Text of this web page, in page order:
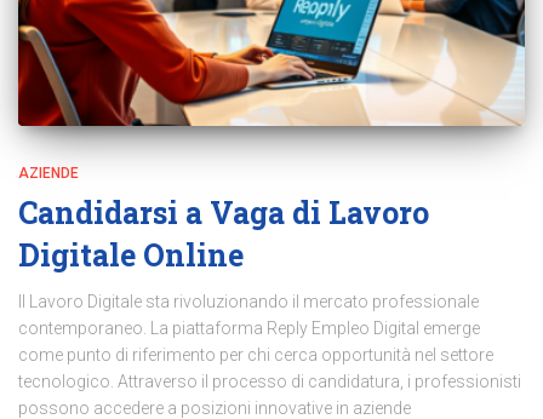
AZIENDE
Candidarsi a Vaga di Lavoro
Digitale Online
Il Lavoro Digitale sta rivoluzionando il mercato professionale
contemporaneo. La piattaforma Reply Empleo Digital emerge
come punto di riferimento per chi cerca opportunità nel settore
tecnologico. Attraverso il processo di candidatura, i professionisti
possono accedere a posizioni innovative in aziende